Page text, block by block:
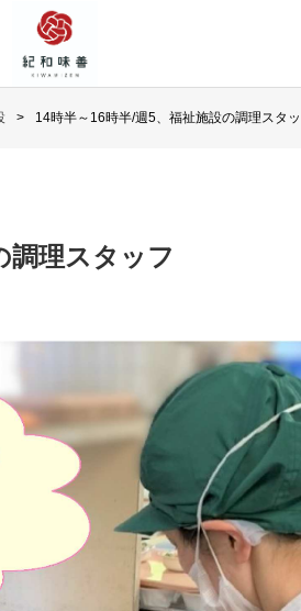
14時半～16時半/週5、福祉施設の調理スタ
調理スタッフ